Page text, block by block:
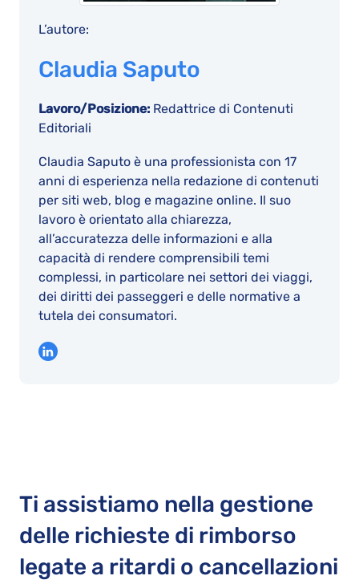
L’autore:
Claudia Saputo
Lavoro/Posizione: Redattrice di Contenuti
Editoriali
Claudia Saputo è una professionista con 17
anni di esperienza nella redazione di contenuti
per siti web, blog e magazine online. Il suo
lavoro è orientato alla chiarezza,
all’accuratezza delle informazioni e alla
capacità di rendere comprensibili temi
complessi, in particolare nei settori dei viaggi,
dei diritti dei passeggeri e delle normative a
tutela dei consumatori.
Ti assistiamo nella gestione
delle richieste di rimborso
legate a ritardi o cancellazioni